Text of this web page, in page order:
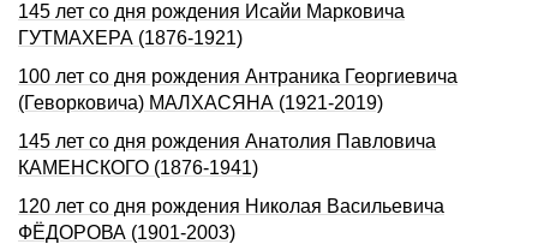
145 лет со дня рождения Исайи Марковича
ГУТМАХЕРА (1876-1921)
100 лет со дня рождения Антраника Георгиевича
(Геворковича) МАЛХАСЯНА (1921-2019)
145 лет со дня рождения Анатолия Павловича
КАМЕНСКОГО (1876-1941)
120 лет со дня рождения Николая Васильевича
ФЁДОРОВА (1901-2003)